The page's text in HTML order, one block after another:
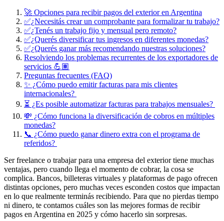
🚀 Opciones para recibir pagos del exterior en Argentina
✅¿Necesitás crear un comprobante para formalizar tu trabajo?
✅¿Tenés un trabajo fijo y mensual pero remoto?
✅¿Querés diversificar tus ingresos en diferentes monedas?
✅¿Querés ganar más recomendando nuestras soluciones?
Resolviendo los problemas recurrentes de los exportadores de
servicios 💪🏽
Preguntas frecuentes (FAQ)
✨ ¿Cómo puedo emitir facturas para mis clientes
internacionales?
⏳ ¿Es posible automatizar facturas para trabajos mensuales?
💸 ¿Cómo funciona la diversificación de cobros en múltiples
monedas?
📞 ¿Cómo puedo ganar dinero extra con el programa de
referidos?
Ser freelance o trabajar para una empresa del exterior tiene muchas
ventajas, pero cuando llega el momento de cobrar, la cosa se
complica. Bancos, billeteras virtuales y plataformas de pago ofrecen
distintas opciones, pero muchas veces esconden costos que impactan
en lo que realmente terminás recibiendo. Para que no pierdas tiempo
ni dinero, te contamos cuáles son las mejores formas de recibir
pagos en Argentina en 2025 y cómo hacerlo sin sorpresas.